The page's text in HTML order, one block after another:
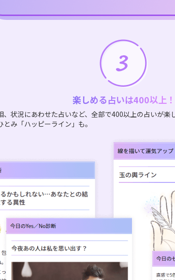
楽しめる占いは400以上！
、状況にあわせた占いなど、全部で400以上の占いが楽
み「ハッピーライン」も。